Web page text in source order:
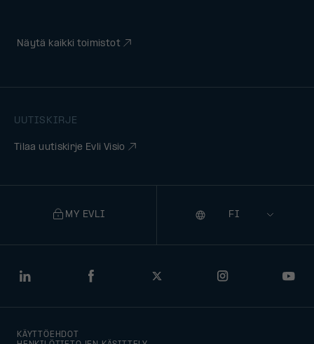
UUTISKIRJE
Tilaa uutiskirje Evli Visio
Näytä kaikki toimistot
LinkedIn Facebook Twitter Instagram
MY EVLI
Selecting
Kieli
KÄYTTÖEHDOT